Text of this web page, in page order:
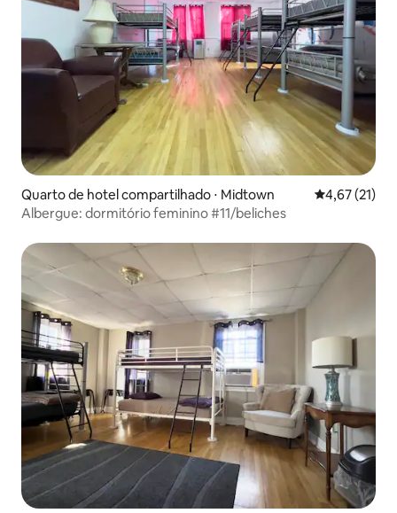
Quarto de hotel compartilhado ⋅ Midtown 4,67 de uma
4,67 (21)
Albergue: dormitório feminino #11/beliches